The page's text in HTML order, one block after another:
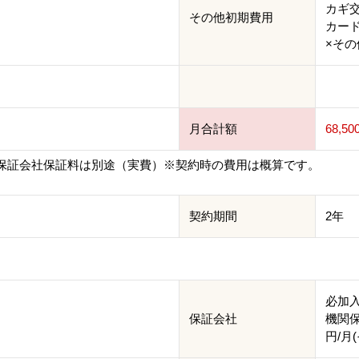
その他初期費用
カギ
カー
×その
月合計額
会社保証料は別途（実費）※契約時の費用は概算です。
契約期間 2年
保証会社
必加
機関
円/月